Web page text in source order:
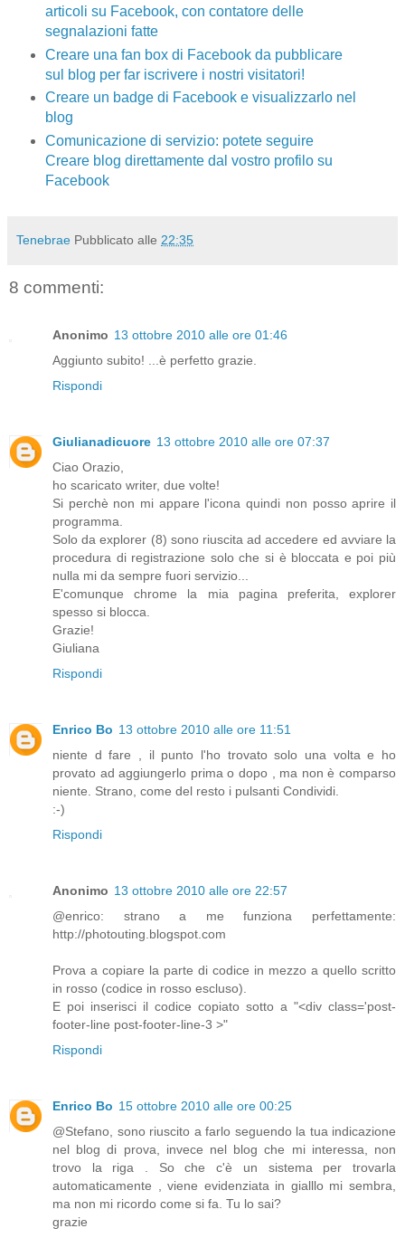
articoli su Facebook, con contatore delle
segnalazioni fatte
Creare una fan box di Facebook da pubblicare
sul blog per far iscrivere i nostri visitatori!
Creare un badge di Facebook e visualizzarlo nel
blog
Comunicazione di servizio: potete seguire
Creare blog direttamente dal vostro profilo su
Facebook
Tenebrae Pubblicato alle 22:35
8 commenti:
Anonimo 13 ottobre 2010 alle ore 01:46
Aggiunto subito! ...è perfetto grazie.
Rispondi
Giulianadicuore 13 ottobre 2010 alle ore 07:37
Ciao Orazio,
ho scaricato writer, due volte!
Si perchè non mi appare l'icona quindi non posso aprire il
programma.
Solo da explorer (8) sono riuscita ad accedere ed avviare la
procedura di registrazione solo che si è bloccata e poi più
nulla mi da sempre fuori servizio...
E'comunque chrome la mia pagina preferita, explorer
spesso si blocca.
Grazie!
Giuliana
Rispondi
Enrico Bo 13 ottobre 2010 alle ore 11:51
niente d fare , il punto l'ho trovato solo una volta e ho
provato ad aggiungerlo prima o dopo , ma non è comparso
niente. Strano, come del resto i pulsanti Condividi.
:-)
Rispondi
Anonimo 13 ottobre 2010 alle ore 22:57
@enrico: strano a me funziona perfettamente:
http://photouting.blogspot.com
Prova a copiare la parte di codice in mezzo a quello scritto
in rosso (codice in rosso escluso).
E poi inserisci il codice copiato sotto a "<div class='post-
footer-line post-footer-line-3 >"
Rispondi
Enrico Bo 15 ottobre 2010 alle ore 00:25
@Stefano, sono riuscito a farlo seguendo la tua indicazione
nel blog di prova, invece nel blog che mi interessa, non
trovo la riga . So che c'è un sistema per trovarla
automaticamente , viene evidenziata in gialllo mi sembra,
ma non mi ricordo come si fa. Tu lo sai?
grazie